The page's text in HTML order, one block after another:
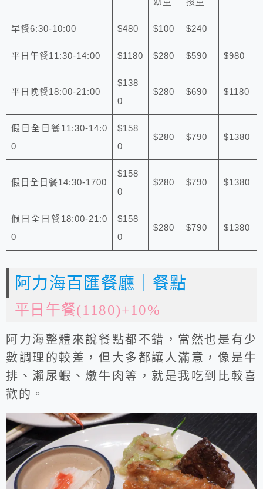
早餐6:30-10:00 $480 $100 $240
平日午餐11:30-14:00 $1180 $280 $590 $980
平日晚餐18:00-21:00
$138
0
$280 $690 $1180
假日全日餐11:30-14:0
0
$158
0
$280 $790 $1380
假日全日餐14:30-1700
$158
0
$280 $790 $1380
假日全日餐18:00-21:0
0
$158
0
$280 $790 $1380
阿力海百匯餐廳｜餐點
平日午餐(1180)+10%
阿力海整體來說餐點都不錯，當然也是有少
數調理的較差，但大多都讓人滿意，像是牛
排、瀨尿蝦、燉牛肉等，就是我吃到比較喜
歡的。